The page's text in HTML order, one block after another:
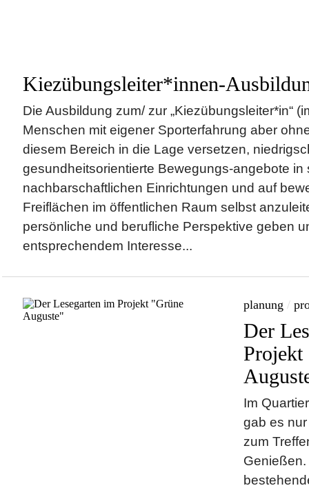
Kiezübungsleiter*innen-
Die Ausbildung zum/ zur „Kiezübungsleiter*in“
Menschen mit eigener Sporterfahrung aber
diesem Bereich in die Lage versetzen,
gesundheitsorientierte Bewegungs-angebote in
nachbarschaftlichen Einrichtungen und auf
Freiflächen im öffentlichen Raum selbst
persönliche und berufliche Perspektive geben
entsprechendem Interesse...
planung /
Der
Projekt
Im
gab es
zum